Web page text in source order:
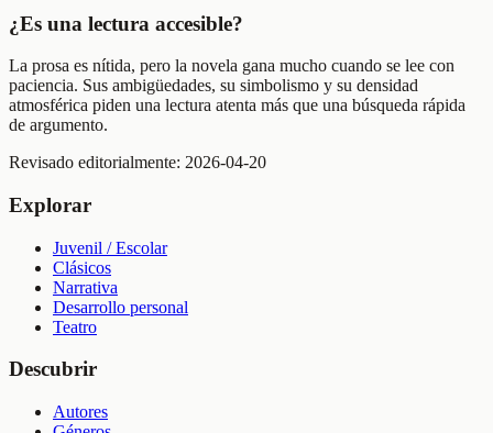
¿Es una lectura accesible?
La prosa es nítida, pero la novela gana mucho cuando se lee con
paciencia. Sus ambigüedades, su simbolismo y su densidad
atmosférica piden una lectura atenta más que una búsqueda rápida
de argumento.
Revisado editorialmente: 2026-04-20
Explorar
Juvenil / Escolar
Clásicos
Narrativa
Desarrollo personal
Teatro
Descubrir
Autores